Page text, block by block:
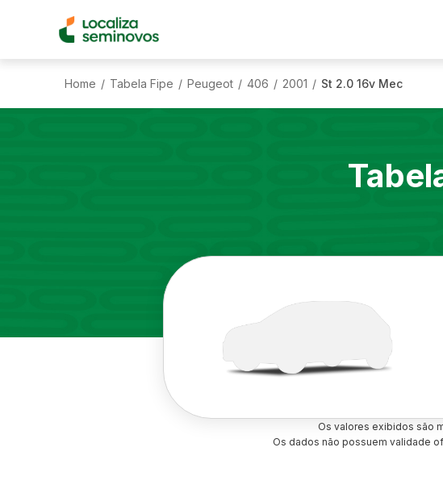
Home / Tabela Fipe / Peugeot / 406 / 2001 / St 2.0 16v Mec
Os valores exibidos são
Os dados não possuem validade